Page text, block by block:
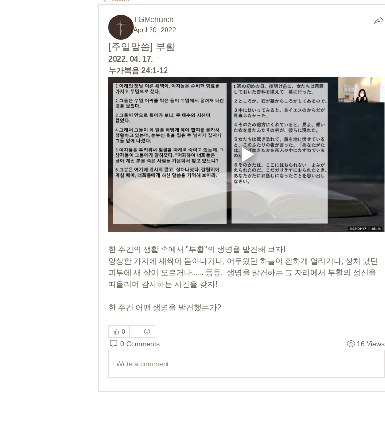
TGMchurch
April 20, 2022
[주일말씀] 부활
2022. 04. 17.
누가복음 24:1-12
한 주간의 생활 속에서 "부활"의 생명을 발견해 보자!
앙상한 가지에 새싹이 돋아나거나, 어두웠던 하늘이 환하게 열리거나, 상처 났던
피부에 새 살이 오르거나...... 등등,  생명을 발견하는 그 자리에서 부활의 정신을
떠올리며 감사하는 시간을 갖자!
한 주간 어떤 생명을 발견했는가?
0
0 Comments 16 Views
Write a comment...